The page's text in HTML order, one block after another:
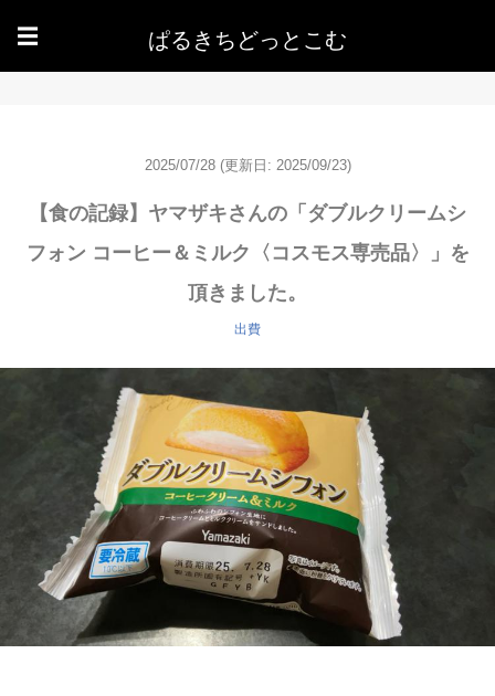
☰ ぱるきちどっとこむ
2025/07/28 (更新日: 2025/09/23)
【食の記録】ヤマザキさんの「ダブルクリームシ
フォン コーヒー＆ミルク〈コスモス専売品〉」を
頂きました。
出費